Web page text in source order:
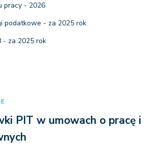
pracy - 2026
podatkowe - za 2025 rok
- za 2025 rok
PIT w umowach o pracę i